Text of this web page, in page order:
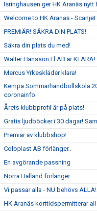
Isringhausen ger HK Aranäs nytt
Welcome to HK Aranäs -
PREMIÄR! SÄKRA DIN PLATS!
Säkra din plats du med!
Walter Hansson El AB är KLARA!
Mercus Yrkeskläder klara!
Kempa Sommarhandbollskola
coronainfo
Årets klubbprofil är på plats!
Gratis ljudböcker i 30 dagar!
Premiär av klubbshop!
Coloplast AB förlänger..
En avgörande passning
Norra Halland förlänger...
Vi passar alla - NU behövs ALLA!
HK Aranäs korttidspermitterar